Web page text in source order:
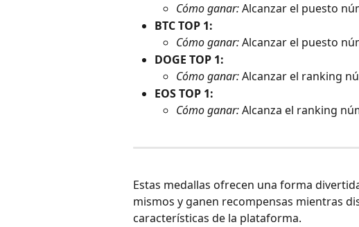
Cómo ganar: Alcanzar el puesto
BTC TOP 1:
Cómo ganar: Alcanzar el puesto
DOGE TOP 1:
Cómo ganar: Alcanzar el ranking
EOS TOP 1:
Cómo ganar: Alcanza el ranking
Estas medallas ofrecen una forma
mismos y ganen recompensas mientras
características de la plataforma.